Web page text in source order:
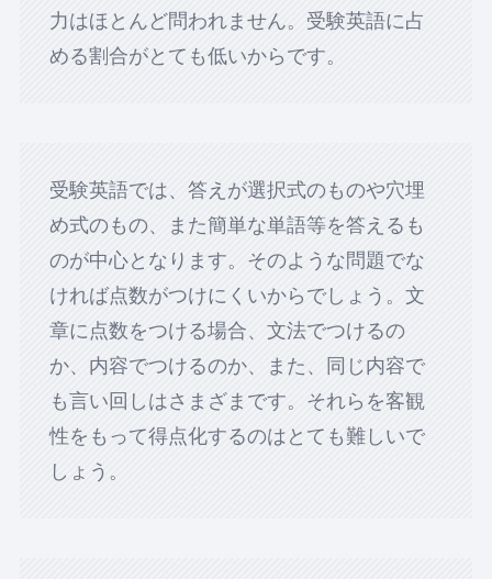
力はほとんど問われません。受験英語に占
める割合がとても低いからです。
受験英語では、答えが選択式のものや穴埋
め式のもの、また簡単な単語等を答えるも
のが中心となります。そのような問題でな
ければ点数がつけにくいからでしょう。文
章に点数をつける場合、文法でつけるの
か、内容でつけるのか、また、同じ内容で
も言い回しはさまざまです。それらを客観
性をもって得点化するのはとても難しいで
しょう。